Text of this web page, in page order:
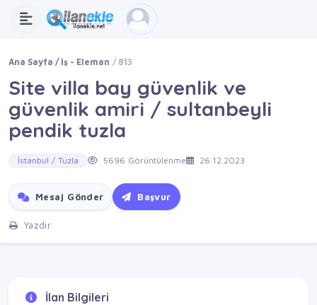
Ana Sayfa İş - Eleman 813
Site villa bay güvenlik ve
güvenlik amiri / sultanbeyli
pendik tuzla
İstanbul / Tuzla 5696 Görüntülenme 26.12.2023
Mesaj Gönder Başvur
Yazdır
İlan Bilgileri